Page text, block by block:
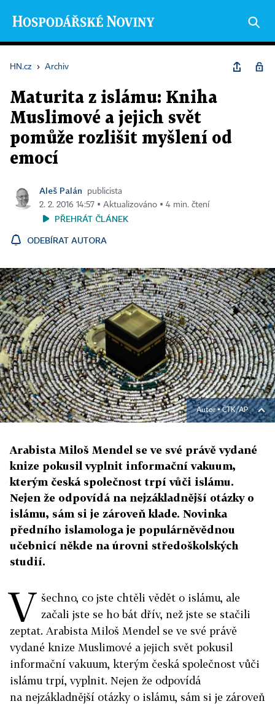
HN.cz › Archiv
Maturita z islámu: Kniha
Muslimové a jejich svět
pomůže rozlišit myšlení od
emocí
Aleš Palán
publicista
2. 2. 2016 14:57 ▪ Aktualizováno ▪ 4 min. čtení
PŘEHRÁT ČLÁNEK
ODEBÍRAT AUTORA
Autor ▪ČTK/AP
Arabista Miloš Mendel se ve své právě vydané
knize pokusil vyplnit informační vakuum,
kterým česká společnost trpí vůči islámu.
Nejen že odpovídá na nejzákladnější otázky o
islámu, sám si je zároveň klade. Novinka
předního islamologa je populárněvědnou
učebnicí někde na úrovni středoškolských
studií.
V šechno, co jste chtěli vědět o islámu, ale
začali jste se ho bát dřív, než jste se stačili
zeptat. Arabista Miloš Mendel se ve své právě
vydané knize Muslimové a jejich svět pokusil
informační vakuum, kterým česká společnost vůči
islámu trpí, vyplnit. Nejen že odpovídá
na nejzákladnější otázky o islámu, sám si je zároveň